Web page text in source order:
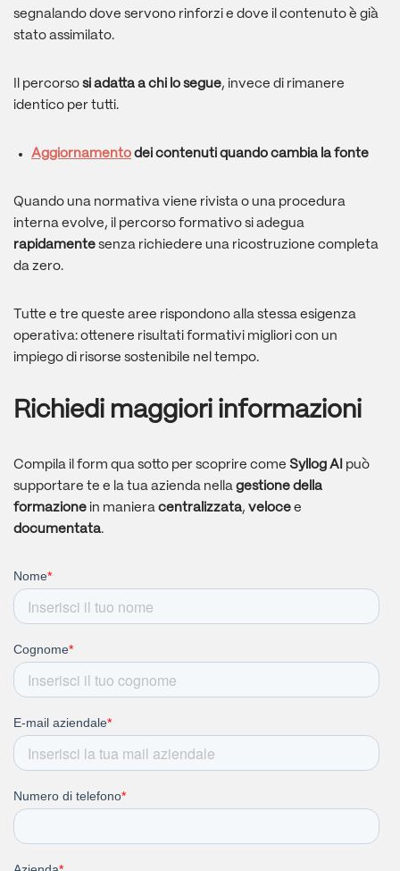
segnalando dove servono rinforzi e dove il contenuto è già
stato assimilato.
Il percorso si adatta a chi lo segue, invece di rimanere
identico per tutti.
Aggiornamento dei contenuti quando cambia la fonte
Quando una normativa viene rivista o una procedura
interna evolve, il percorso formativo si adegua
rapidamente senza richiedere una ricostruzione completa
da zero.
Tutte e tre queste aree rispondono alla stessa esigenza
operativa: ottenere risultati formativi migliori con un
impiego di risorse sostenibile nel tempo.
Richiedi maggiori informazioni
Compila il form qua sotto per scoprire come Syllog AI può
supportare te e la tua azienda nella gestione della
formazione in maniera centralizzata, veloce e
documentata.